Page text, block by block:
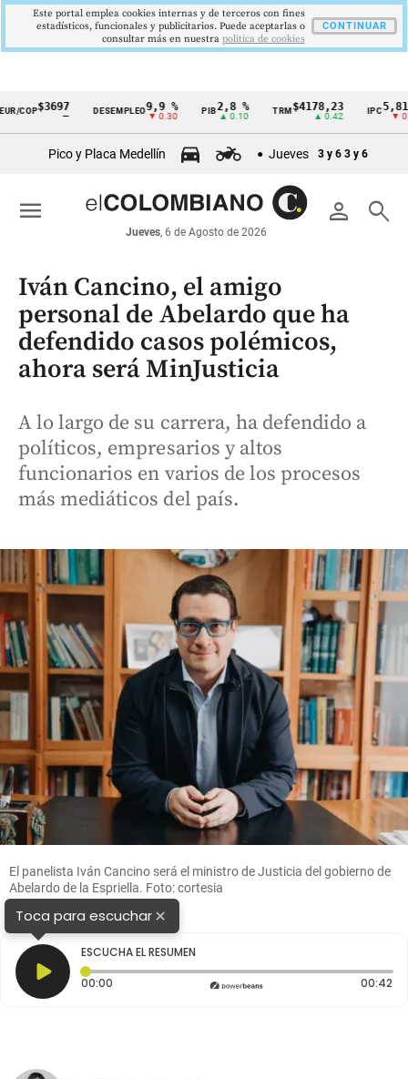
Cintillo
económicos
Colombia
$3697
—
DESEMPLEO9,9 %
▼ 0.30
PIB 2,8 %
▲ 0.10
TRM $4178,23
▲ 0.42
IPC 5,81 %
▼ 0.12
Pico y Placa Medellín Jueves 3 y 6 3 y 6
person search
Jueves, 6 de Agosto de 2026
menu
Iván Cancino, el amigo
personal de Abelardo que ha
defendido casos polémicos,
ahora será MinJusticia
A lo largo de su carrera, ha defendido a
políticos, empresarios y altos
funcionarios en varios de los procesos
más mediáticos del país.
El panelista Iván Cancino será el ministro de Justicia del gobierno de
Abelardo de la Espriella. Foto: cortesia
Toca para escuchar×
ESCUCHA EL RESUMEN
00:00 Tiempo transcurrido: 0 segundos 00:42
Este portal emplea cookies internas y de terceros con fines
estadísticos, funcionales y publicitarios. Puede aceptarlas o
consultar más en nuestra politica de cookies
CONTINUAR